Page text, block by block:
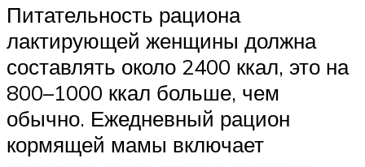
Питательность рациона
лактирующей женщины должна
составлять около 2400 ккал, это на
800–1000 ккал больше, чем
обычно. Ежедневный рацион
кормящей мамы включает